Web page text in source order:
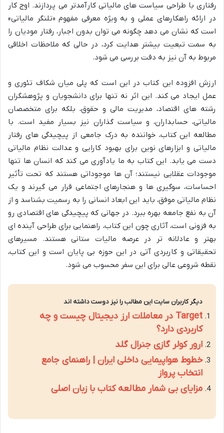
رفتاری با طراحی سیاست های مالیاتی کارآمدتر می پردازند. اوج کار
در ارائه راهکارهای عملی و به ویژه معرفی مفهوم «تلنگر مالیاتی»
است که نشان می دهد چگونه می توان بدون اجبار، رفتار مودیان را
به سمت تبعیت بیشتر هدایت کرد، در حالی که ملاحظات اخلاقی
مربوط به آن نیز به دقت بررسی می شود.
ارزش افزوده این کتاب در این است که پلی میان شکاف تئوری و
عمل ایجاد می کند. این اثر نه تنها برای دانشجویان و پژوهشگران
رشته های اقتصاد، مدیریت مالی و حقوق، بلکه برای متخصصان
مالیاتی، حسابداران، و سیاست گذاران نیز بسیار مفید است. با
مطالعه این کتاب، خواننده به درک جامعی از پیچیدگی های رفتار
مالیاتی و ابزارهای نوین برای بهبود کارایی و عدالت نظام مالیاتی
دست می یابد. این کتاب به ما یادآوری می کند که انسان ها تنها
موجودات عقلایی نیستند؛ آن ها موجوداتی هستند که تحت تأثیر
احساسات، سوگیری ها و هنجارهای اجتماعی قرار می گیرند و یک
نظام مالیاتی موفق، باید این ابعاد انسانی را به رسمیت بشناسد و از
آن به نفع جامعه بهره ببرد. در جهانی که پیچیدگی های اقتصادی رو
به فزونی است، آثاری چون این کتاب، راهنمایی برای طراحی آینده ای
بهتر و عادلانه تر در عرصه مالیات ستانی هستند. مسیرهای
تحقیقاتی و کاربردی آتی در این حوزه بی پایان است و این کتاب،
نقطه شروعی عالی برای این سفر محسوب می شود.
دیگر کاربران سایت این مطالب را نیز دوست داشته اند
Target در معاملات ارز دیجیتال چیست و چه
کاربردی دارد؟
ارور کولر گازی جنرال گلد
خطوط هواپیمایی داخلی ایران | راهنمای جامع
انتخاب پرواز
مزایای بی شمار مطالعه کتاب با زبان اصلی